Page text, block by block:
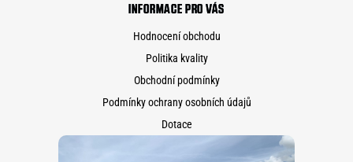
INFORMACE PRO VÁS
Hodnocení obchodu
Politika kvality
Obchodní podmínky
Podmínky ochrany osobních údajů
Dotace